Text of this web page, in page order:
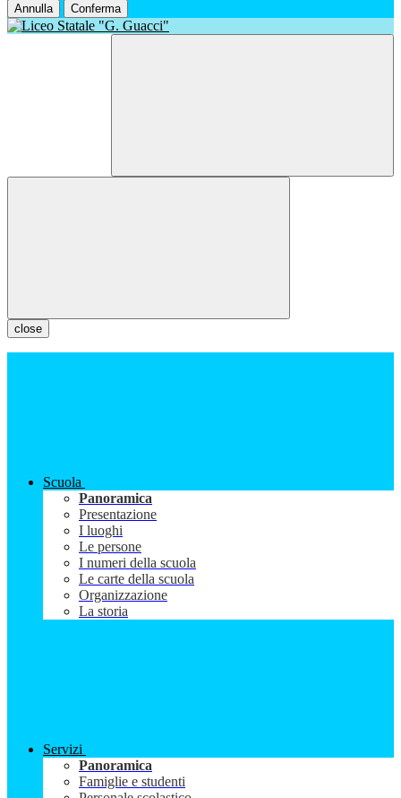
Annulla Conferma
close
Scuola
Panoramica
Presentazione
I luoghi
Le persone
I numeri della scuola
Le carte della scuola
Organizzazione
La storia
Servizi
Panoramica
Famiglie e studenti